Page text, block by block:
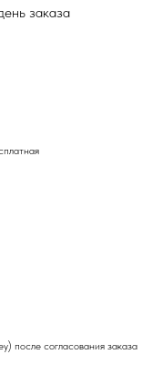
заказа
после согласования заказа